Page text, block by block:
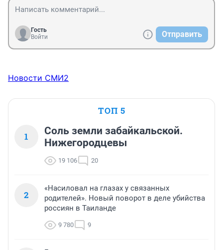
Гость
Войти
Отправить
Новости СМИ2
ТОП 5
1
Соль земли забайкальской.
Нижегородцевы
19 106 20
2
«Насиловал на глазах у связанных
родителей». Новый поворот в деле убийства
россиян в Таиланде
9 780 9